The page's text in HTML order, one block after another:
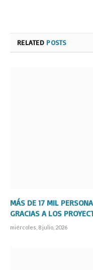
RELATED POSTS
MÁS DE 17 MIL
GRACIAS A LOS
miércoles, 8 julio, 2026